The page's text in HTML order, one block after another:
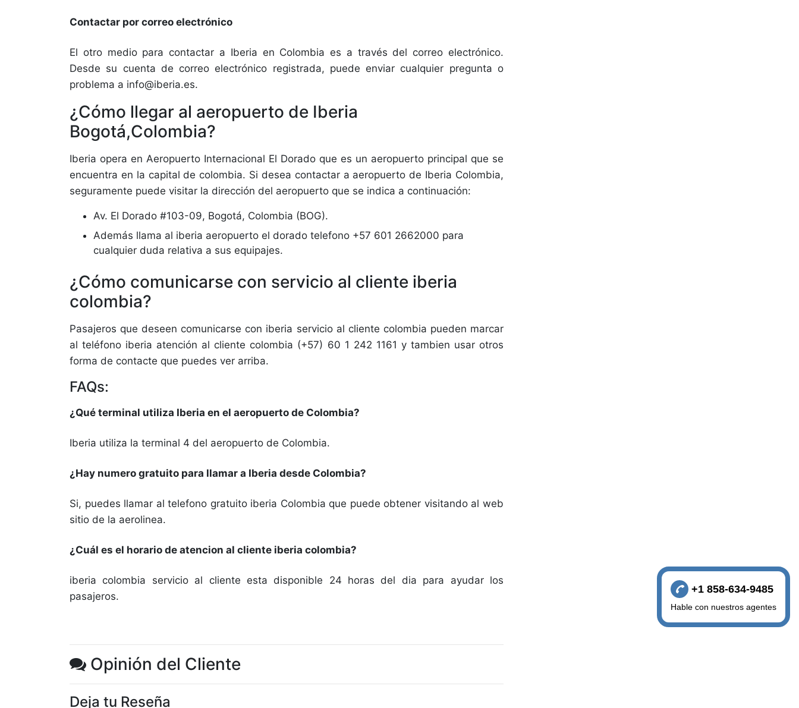
Contactar por correo electrónico
El otro medio para contactar a Iberia en Colombia es a través del correo electrónico.
Desde su cuenta de correo electrónico registrada, puede enviar cualquier pregunta o
problema a info@iberia.es.
¿Cómo llegar al aeropuerto de Iberia
Bogotá,Colombia?
Iberia opera en Aeropuerto Internacional El Dorado que es un aeropuerto principal que se
encuentra en la capital de colombia. Si desea contactar a aeropuerto de Iberia Colombia,
seguramente puede visitar la dirección del aeropuerto que se indica a continuación:
Av. El Dorado #103-09, Bogotá, Colombia (BOG).
Además llama al iberia aeropuerto el dorado telefono +57 601 2662000 para
cualquier duda relativa a sus equipajes.
¿Cómo comunicarse con servicio al cliente iberia
colombia?
Pasajeros que deseen comunicarse con iberia servicio al cliente colombia pueden marcar
al teléfono iberia atención al cliente colombia (+57) 60 1 242 1161 y tambien usar otros
forma de contacte que puedes ver arriba.
FAQs:
¿Qué terminal utiliza Iberia en el aeropuerto de Colombia?
Iberia utiliza la terminal 4 del aeropuerto de Colombia.
¿Hay numero gratuito para llamar a Iberia desde Colombia?
Si, puedes llamar al telefono gratuito iberia Colombia que puede obtener visitando al web
sitio de la aerolinea.
¿Cuál es el horario de atencion al cliente iberia colombia?
iberia colombia servicio al cliente esta disponible 24 horas del dia para ayudar los
pasajeros.
Opinión del Cliente
Deja tu Reseña
+1 858-634-9485
Hable con nuestros agentes